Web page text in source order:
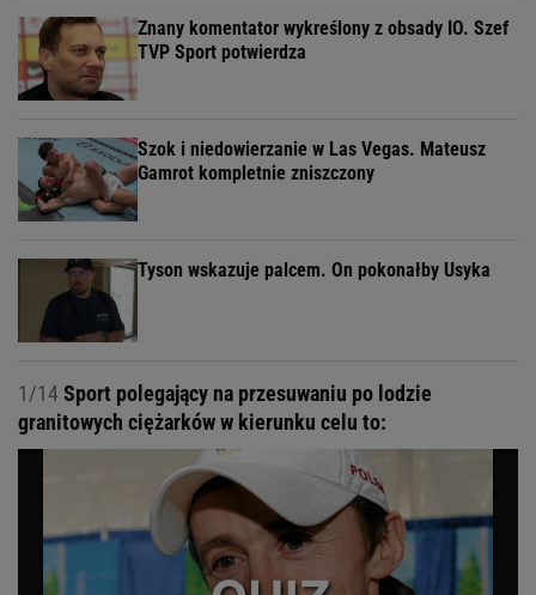
Znany komentator wykreślony z obsady IO. Szef
TVP Sport potwierdza
Szok i niedowierzanie w Las Vegas. Mateusz
Gamrot kompletnie zniszczony
Tyson wskazuje palcem. On pokonałby Usyka
1/14Sport polegający na przesuwaniu po lodzie
granitowych ciężarków w kierunku celu to: